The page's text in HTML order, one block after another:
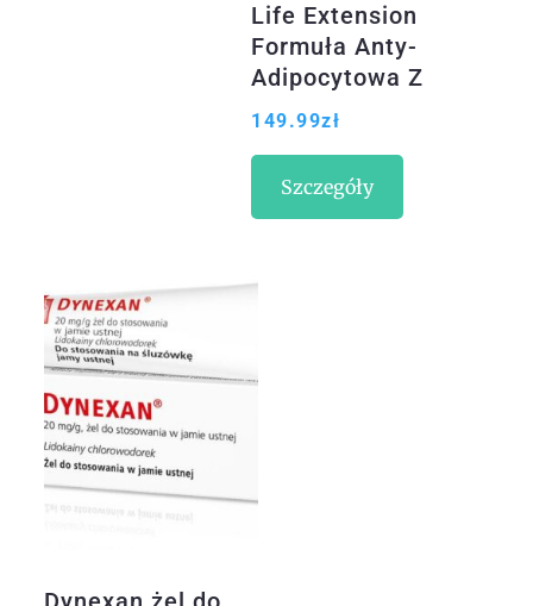
Life Extension
Formuła Anty-
Adipocytowa Z
Meratrim I
Afrykańskie
60Kaps
149.99zł
Szczegóły